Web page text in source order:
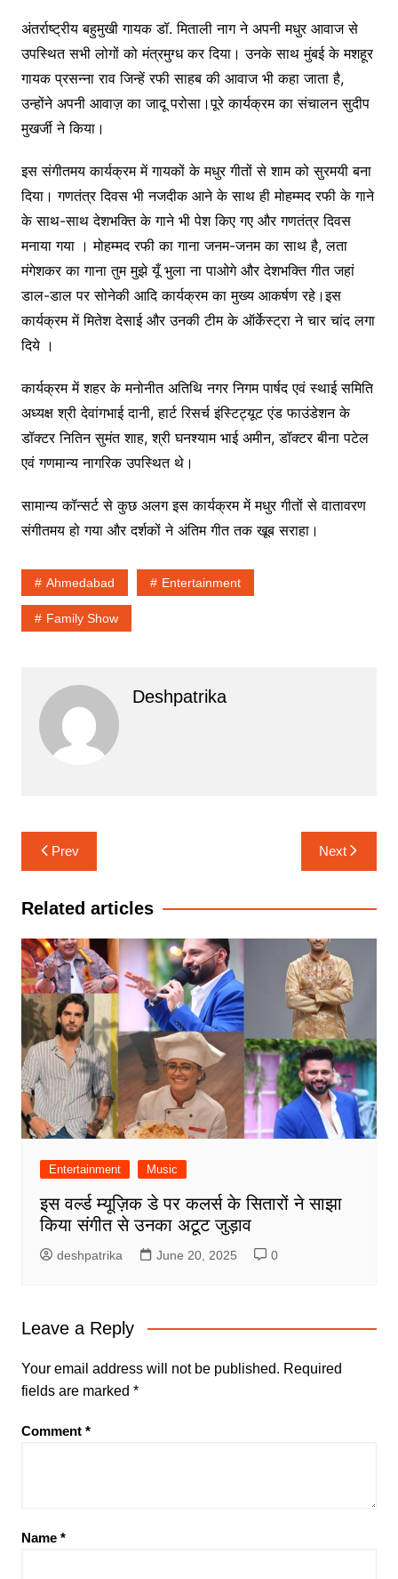
अंतर्राष्ट्रीय बहुमुखी गायक डॉ. मिताली नाग ने अपनी मधुर आवाज से
उपस्थित सभी लोगों को मंत्रमुग्ध कर दिया। उनके साथ मुंबई के मशहूर
गायक प्रसन्ना राव जिन्हें रफी साहब की आवाज भी कहा जाता है,
उन्होंने अपनी आवाज़ का जादू परोसा।पूरे कार्यक्रम का संचालन सुदीप
मुखर्जी ने किया।
इस संगीतमय कार्यक्रम में गायकों के मधुर गीतों से शाम को सुरमयी बना
दिया। गणतंत्र दिवस भी नजदीक आने के साथ ही मोहम्मद रफी के गाने
के साथ-साथ देशभक्ति के गाने भी पेश किए गए और गणतंत्र दिवस
मनाया गया । मोहम्मद रफी का गाना जनम-जनम का साथ है, लता
मंगेशकर का गाना तुम मुझे यूँ भुला ना पाओगे और देशभक्ति गीत जहां
डाल-डाल पर सोनेकी आदि कार्यक्रम का मुख्य आकर्षण रहे।इस
कार्यक्रम में मितेश देसाई और उनकी टीम के ऑर्केस्ट्रा ने चार चांद लगा
दिये ।
कार्यक्रम में शहर के मनोनीत अतिथि नगर निगम पार्षद एवं स्थाई समिति
अध्यक्ष श्री देवांगभाई दानी, हार्ट रिसर्च इंस्टिट्यूट एंड फाउंडेशन के
डॉक्टर नितिन सुमंत शाह, श्री घनश्याम भाई अमीन, डॉक्टर बीना पटेल
एवं गणमान्य नागरिक उपस्थित थे।
सामान्य कॉन्सर्ट से कुछ अलग इस कार्यक्रम में मधुर गीतों से वातावरण
संगीतमय हो गया और दर्शकों ने अंतिम गीत तक खूब सराहा।
Ahmedabad Entertainment
Family Show
Deshpatrika
Post
navigation
Prev Next
Related articles
Entertainment Music
इस वर्ल्ड म्यूज़िक डे पर कलर्स के सितारों ने साझा
किया संगीत से उनका अटूट जुड़ाव
deshpatrika June 20, 2025 0
Leave a Reply
Your email address will not be published. Required
fields are marked *
Comment *
Name *